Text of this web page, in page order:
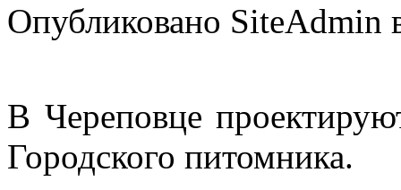
Опубликовано SiteAdmin
В Череповце
Городского питомника.